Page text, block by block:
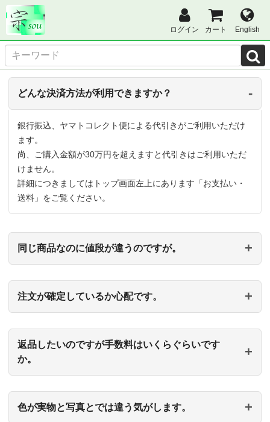
ログイン カート English
どんな決済方法が利用できますか？
銀行振込、ヤマトコレクト便による代引きがご利用いただけ
ます。
尚、ご購入金額が30万円を超えますと代引きはご利用いただ
けません。
詳細につきましてはトップ画面左上にあります「お支払い・
送料」をご覧ください。
同じ商品なのに値段が違うのですが。
注文が確定しているか心配です。
返品したいのですが手数料はいくらぐらいです
か。
色が実物と写真とでは違う気がします。